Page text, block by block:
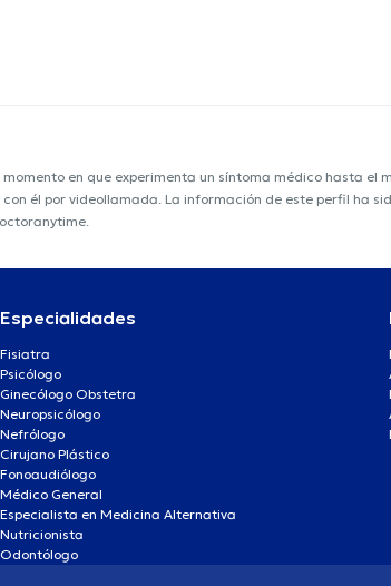
en que experimenta un síntoma médico hasta el
él por videollamada. La información de este perfil ha
Especialidades
Fisiatra
Psicólogo
Ginecólogo Obstetra
Neuropsicólogo
Nefrólogo
Cirujano Plástico
Fonoaudiólogo
Médico General
Especialista en Medicina Alternativa
Nutricionista
Odontólogo